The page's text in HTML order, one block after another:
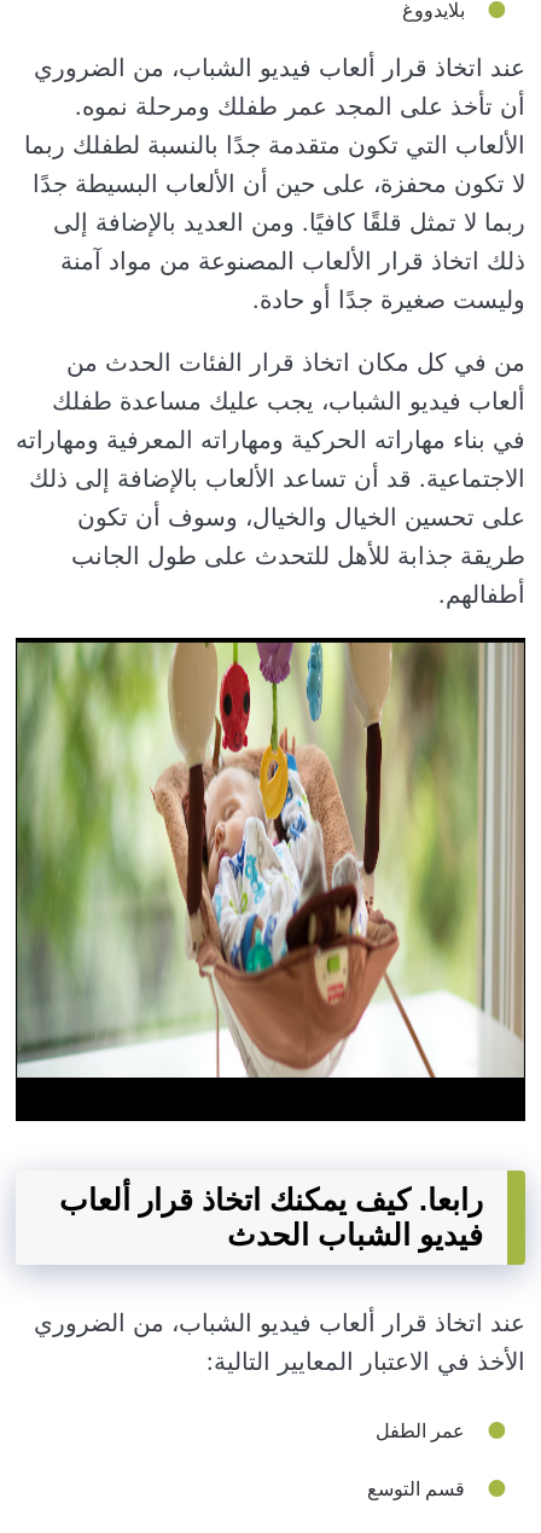
بلايدووغ
عند اتخاذ قرار ألعاب فيديو الشباب، من الضروري
أن تأخذ على المجد عمر طفلك ومرحلة نموه.
الألعاب التي تكون متقدمة جدًا بالنسبة لطفلك ربما
لا تكون محفزة، على حين أن الألعاب البسيطة جدًا
ربما لا تمثل قلقًا كافيًا. ومن العديد بالإضافة إلى
ذلك اتخاذ قرار الألعاب المصنوعة من مواد آمنة
وليست صغيرة جدًا أو حادة.
من في كل مكان اتخاذ قرار الفئات الحدث من
ألعاب فيديو الشباب، يجب عليك مساعدة طفلك
في بناء مهاراته الحركية ومهاراته المعرفية ومهاراته
الاجتماعية. قد أن تساعد الألعاب بالإضافة إلى ذلك
على تحسين الخيال والخيال، وسوف أن تكون
طريقة جذابة للأهل للتحدث على طول الجانب
أطفالهم.
رابعا. كيف يمكنك اتخاذ قرار ألعاب
فيديو الشباب الحدث
عند اتخاذ قرار ألعاب فيديو الشباب، من الضروري
الأخذ في الاعتبار المعايير التالية:
عمر الطفل
قسم التوسع